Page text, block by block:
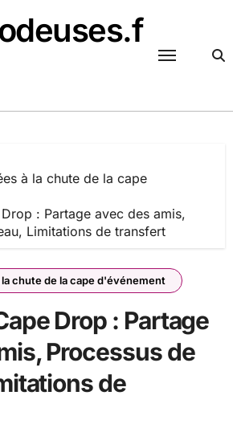
à la chute de la cape
: Partage avec des amis,
Limitations de transfert
la chute de la cape d'événement
Drop : Partage
Processus de
de